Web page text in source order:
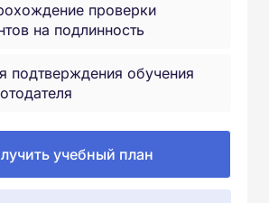
проверки
на подлинность
подтверждения обучения
учебный план